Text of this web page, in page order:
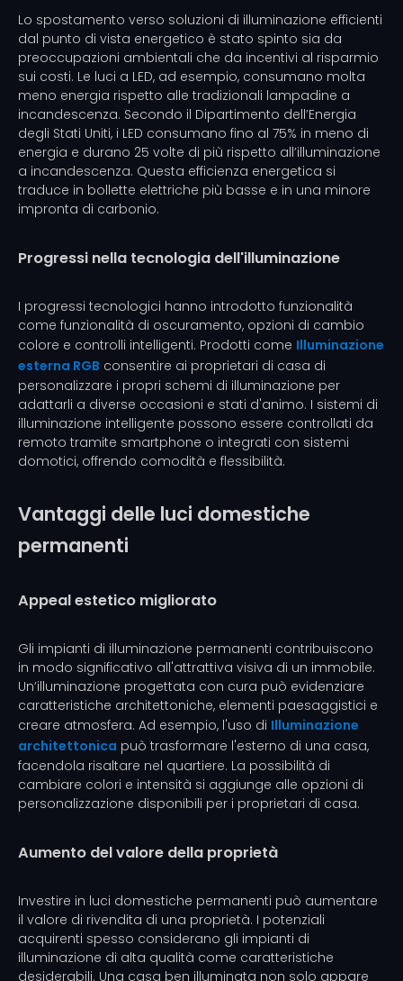
Lo spostamento verso soluzioni di illuminazione efficienti
dal punto di vista energetico è stato spinto sia da
preoccupazioni ambientali che da incentivi al risparmio
sui costi. Le luci a LED, ad esempio, consumano molta
meno energia rispetto alle tradizionali lampadine a
incandescenza. Secondo il Dipartimento dell’Energia
degli Stati Uniti, i LED consumano fino al 75% in meno di
energia e durano 25 volte di più rispetto all’illuminazione
a incandescenza. Questa efficienza energetica si
traduce in bollette elettriche più basse e in una minore
impronta di carbonio.
Progressi nella tecnologia dell'illuminazione
I progressi tecnologici hanno introdotto funzionalità
come funzionalità di oscuramento, opzioni di cambio
colore e controlli intelligenti. Prodotti come Illuminazione
esterna RGB consentire ai proprietari di casa di
personalizzare i propri schemi di illuminazione per
adattarli a diverse occasioni e stati d'animo. I sistemi di
illuminazione intelligente possono essere controllati da
remoto tramite smartphone o integrati con sistemi
domotici, offrendo comodità e flessibilità.
Vantaggi delle luci domestiche
permanenti
Appeal estetico migliorato
Gli impianti di illuminazione permanenti contribuiscono
in modo significativo all'attrattiva visiva di un immobile.
Un’illuminazione progettata con cura può evidenziare
caratteristiche architettoniche, elementi paesaggistici e
creare atmosfera. Ad esempio, l'uso di Illuminazione
architettonica può trasformare l'esterno di una casa,
facendola risaltare nel quartiere. La possibilità di
cambiare colori e intensità si aggiunge alle opzioni di
personalizzazione disponibili per i proprietari di casa.
Aumento del valore della proprietà
Investire in luci domestiche permanenti può aumentare
il valore di rivendita di una proprietà. I potenziali
acquirenti spesso considerano gli impianti di
illuminazione di alta qualità come caratteristiche
desiderabili. Una casa ben illuminata non solo appare